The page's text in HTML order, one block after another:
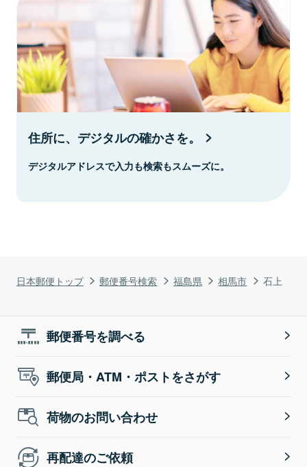
日本郵便トップ 郵便番号検索 福島県 相馬市 石上
住所に、デジタルの確かさを。
デジタルアドレスで入力も検索もスムーズに。
郵便番号を調べる
郵便局・ATM・ポストをさがす
荷物のお問い合わせ
再配達のご依頼